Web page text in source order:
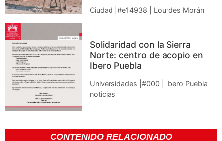
Ciudad |#e14938 | Lourdes Morán
Solidaridad con la Sierra
Norte: centro de acopio en
Ibero Puebla
Universidades |#000 | Ibero Puebla
noticias
CONTENIDO RELACIONADO